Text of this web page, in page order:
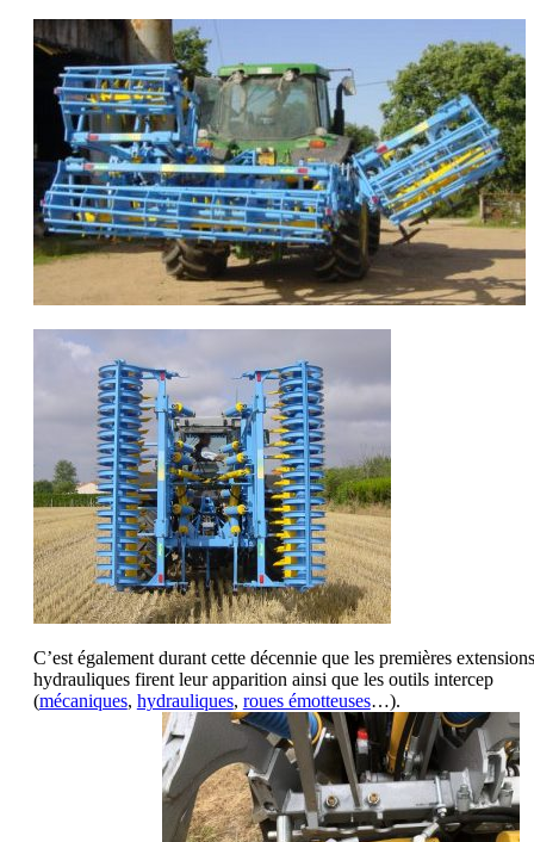
C’est également durant cette décennie que les premières extensions
hydrauliques firent leur apparition ainsi que les outils intercep
(mécaniques, hydrauliques, roues émotteuses